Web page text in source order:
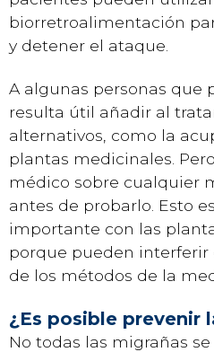
biorretroalimentación
y detener el ataque.
A algunas personas que
resulta útil añadir al
alternativos, como la
plantas medicinales.
médico sobre cualquier
antes de probarlo. Esto
importante con las
porque pueden
de los métodos de la
¿Es posible prevenir
No todas las migrañas